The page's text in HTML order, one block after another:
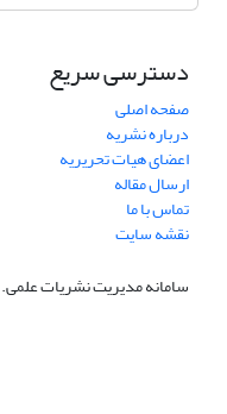
دسترسی سریع
صفحه اصلی
درباره نشریه
اعضای هیات تحریریه
ارسال مقاله
تماس با ما
نقشه سایت
سامانه مدیریت نشریات علمی.